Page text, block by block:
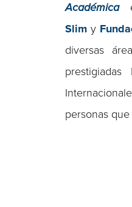
Académica
Slim y
diversas
personas